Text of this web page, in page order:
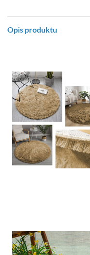
Opis produktu